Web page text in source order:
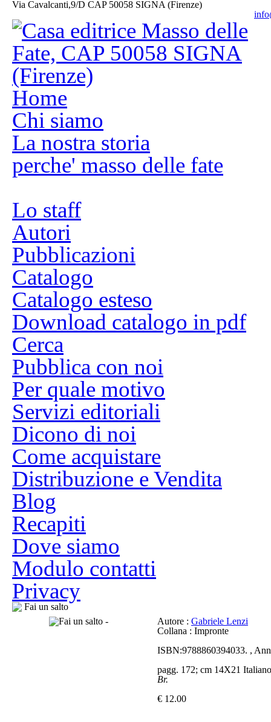
Via Cavalcanti,9/D CAP 50058 SIGNA (Firenze)
Home
Chi siamo
La nostra storia
perche' masso delle fate
Lo staff
Autori
Pubblicazioni
Catalogo
Catalogo esteso
Download catalogo in pdf
Cerca
Pubblica con noi
Per quale motivo
Servizi editoriali
Dicono di noi
Come acquistare
Distribuzione e Vendita
Blog
Recapiti
Dove siamo
Modulo contatti
Privacy
Fai un salto
Autore : Gabriele Lenzi
Collana : Impronte
ISBN:9788860394033. ,
pagg. 172; cm 14X21 Italiano
Br.
€ 12.00